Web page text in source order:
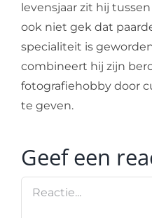
levensjaar zit hij
ook niet gek dat
specialiteit is
combineert hij zijn
fotografiehobby door
te geven.
Geef een
Reactie